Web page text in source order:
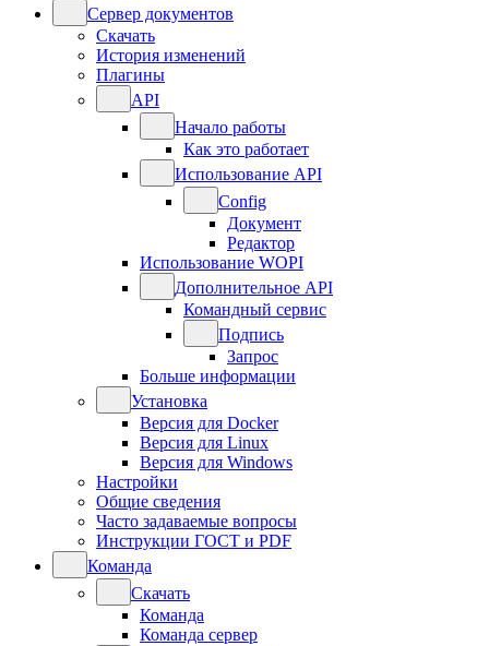
Сервер документов
Скачать
История изменений
Плагины
API
Начало работы
Как это работает
Использование API
Config
Документ
Редактор
Использование WOPI
Дополнительное API
Командный сервис
Подпись
Запрос
Больше информации
Установка
Версия для Docker
Версия для Linux
Версия для Windows
Настройки
Общие сведения
Часто задаваемые вопросы
Инструкции ГОСТ и PDF
Команда
Скачать
Команда
Команда сервер